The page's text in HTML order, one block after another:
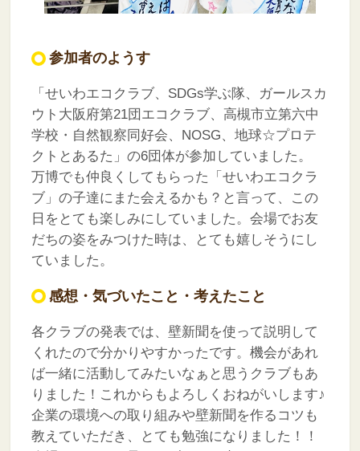
参加者のようす
「せいわエコクラブ、SDGs学ぶ隊、ガールスカ
ウト大阪府第21団エコクラブ、高槻市立第六中
学校・自然観察同好会、NOSG、地球☆プロテ
クトとあるた」の6団体が参加していました。
万博でも仲良くしてもらった「せいわエコクラ
ブ」の子達にまた会えるかも？と言って、この
日をとても楽しみにしていました。会場でお友
だちの姿をみつけた時は、とても嬉しそうにし
ていました。
感想・気づいたこと・考えたこと
各クラブの発表では、壁新聞を使って説明して
くれたので分かりやすかったです。機会があれ
ば一緒に活動してみたいなぁと思うクラブもあ
りました！これからもよろしくおねがいします♪
企業の環境への取り組みや壁新聞を作るコツも
教えていただき、とても勉強になりました！！